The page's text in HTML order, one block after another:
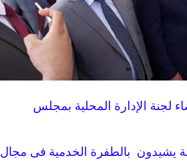
لجنة الإدارة المحلية بمجلس
يشيدون بالطفرة الخدمية فى مجال